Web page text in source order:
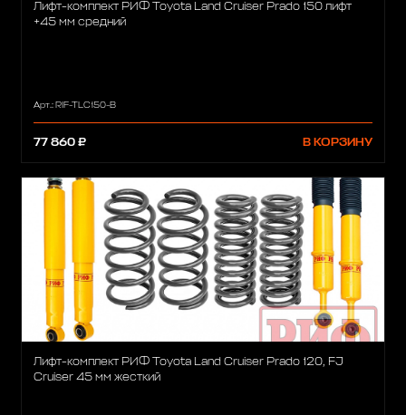
Лифт-комплект РИФ Toyota Land Cruiser Prado 150 лифт
+45 мм средний
Арт.: RIF-TLC150-B
77 860 ₽ В КОРЗИНУ
Лифт-комплект РИФ Toyota Land Cruiser Prado 120, FJ
Cruiser 45 мм жесткий